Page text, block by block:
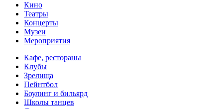
Кино
Театры
Концерты
Музеи
Мероприятия
Кафе, рестораны
Клубы
Зрелища
Пейнтбол
Боулинг и бильярд
Школы танцев